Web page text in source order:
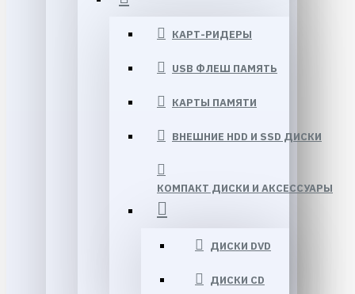
КАРТ-РИДЕРЫ
USB ФЛЕШ ПАМЯТЬ
КАРТЫ ПАМЯТИ
ВНЕШНИЕ HDD И SSD ДИСКИ
КОМПАКТ ДИСКИ И АКСЕССУАРЫ
ДИСКИ DVD
ДИСКИ CD